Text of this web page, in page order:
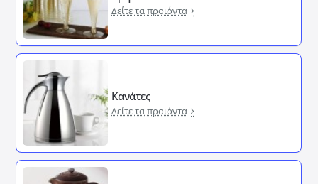
Δείτε τα προιόντα
Κανάτες
Δείτε τα προιόντα